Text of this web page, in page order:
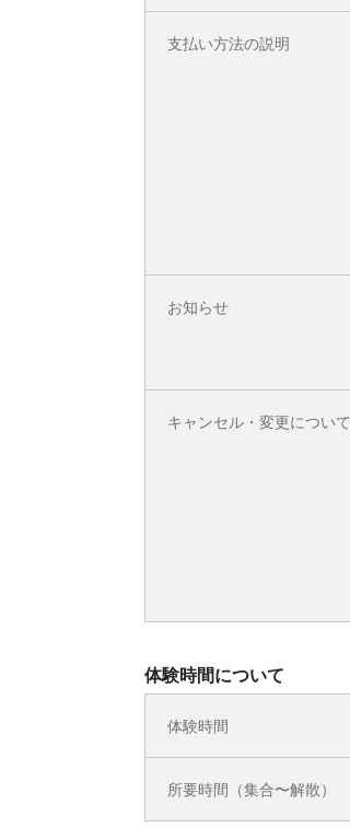
支払い方法の説明
お知らせ
キャンセル・変更について
体験時間について
体験時間
所要時間（集合〜解散）